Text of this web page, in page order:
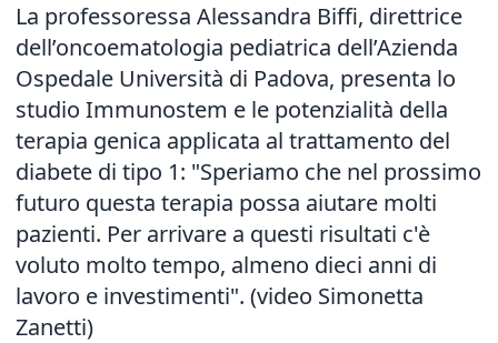
La professoressa Alessandra Biffi, direttrice
dell’oncoematologia pediatrica dell’Azienda
Ospedale Università di Padova, presenta lo
studio Immunostem e le potenzialità della
terapia genica applicata al trattamento del
diabete di tipo 1: "Speriamo che nel prossimo
futuro questa terapia possa aiutare molti
pazienti. Per arrivare a questi risultati c'è
voluto molto tempo, almeno dieci anni di
lavoro e investimenti". (video Simonetta
Zanetti)